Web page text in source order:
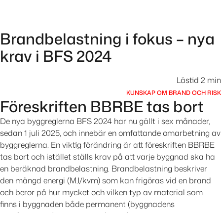
Brandbelastning i fokus – nya
krav i BFS 2024
Lästid 2 min
KUNSKAP OM BRAND OCH RISK
Föreskriften BBRBE tas bort
De nya byggreglerna BFS 2024 har nu gällt i sex månader,
sedan 1 juli 2025, och innebär en omfattande omarbetning av
byggreglerna. En viktig förändring är att föreskriften BBRBE
tas bort och istället ställs krav på att varje byggnad ska ha
en beräknad brandbelastning. Brandbelastning beskriver
den mängd energi (MJ/kvm) som kan frigöras vid en brand
och beror på hur mycket och vilken typ av material som
finns i byggnaden både permanent (byggnadens